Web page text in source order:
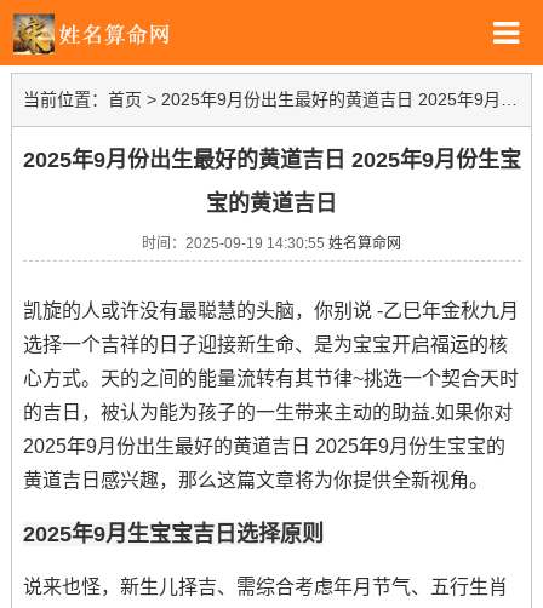
当前位置： 首页 > 2025年9月份出生最好的黄道吉日 2025年9月份生宝宝的黄道吉日
2025年9月份出生最好的黄道吉日 2025年9月份生宝
宝的黄道吉日
时间：2025-09-19 14:30:55 姓名算命网
凯旋的人或许没有最聪慧的头脑，你别说 -乙巳年金秋九月
选择一个吉祥的日子迎接新生命、是为宝宝开启福运的核
心方式。天的之间的能量流转有其节律~挑选一个契合天时
的吉日，被认为能为孩子的一生带来主动的助益.如果你对
2025年9月份出生最好的黄道吉日 2025年9月份生宝宝的
黄道吉日感兴趣，那么这篇文章将为你提供全新视角。
2025年9月生宝宝吉日选择原则
说来也怪，新生儿择吉、需综合考虑年月节气、五行生肖